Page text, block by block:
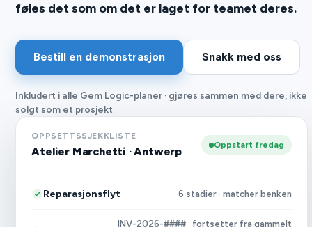
føles det som om det er laget for teamet deres.
Bestill en demonstrasjon Snakk med oss
Inkludert i alle Gem Logic-planer · gjøres sammen med dere, ikke
solgt som et prosjekt
OPPSETTSSJEKKLISTE
Atelier Marchetti · Antwerp Oppstart fredag
Reparasjonsflyt 6 stadier · matcher benken
INV-2026-#### · fortsetter fra gammelt